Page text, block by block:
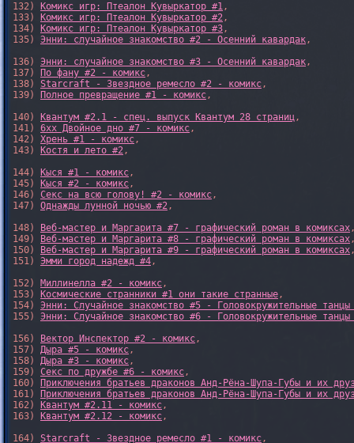
132)
Комикс игр: Птеалон Кувыркатор #1,
133)
Комикс игр: Птеалон Кувыркатор #2,
134)
Комикс игр: Птеалон Кувыркатор #3,
135) Энни: случайное знакомство #2 - Осенний кавардак,
136) Энни: случайное знакомство #3 - Осенний кавардак,
137)
По фану #2 - комикс,
138) Starcraft - Звездное ремесло #2 - комикс,
139)
Полное превращение #1 - комикс,
140)
Квантум #2.1 - спец. выпуск Квантум 28 страниц,
141) 6xx Двойное дно #7 - комикс,
142) Хрень #1 - комикс,
143)
Костя и лето #2,
144)
Кыся #1 - комикс,
145)
Кыся #2 - комикс,
146) Секс на всю голову! #2 - комикс,
147) Однажды лунной ночью #2,
148)
Веб-мастер и Маргарита #7 - графический роман в комиксах
149)
Веб-мастер и Маргарита #8 - графический роман в комиксах
150)
Веб-мастер и Маргарита #9 - графический роман в комиксах
151) Эмми город надежд #4,
152) Миллинелла #2 - комикс,
153)
Космические странники #1 они такие странные,
154) Энни: Случайное знакомство #5 - Головокружительные
155) Энни: Случайное знакомство #6 - Головокружительные
156)
Вектор Инспектор #2 - комикс,
157) Дыра #5 - комикс,
158) Дыра #3 - комикс,
159) Секс по дружбе #6 - комикс,
160)
Приключения братьев драконов Анд-Рёна-Шупа-Губы и их
161)
Приключения братьев драконов Анд-Рёна-Шупа-Губы и их
162)
Квантум #2.11 - комикс,
163)
Квантум #2.12 - комикс,
164) Starcraft - Звездное ремесло #1 - комикс,